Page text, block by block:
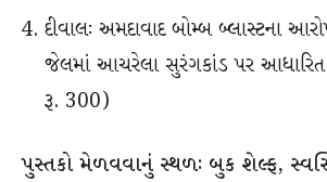
દીવાલઃ અમદાવાદ બોમ્બ બ્લાસ્ટના
જેલમાં આચરેલા સુરંગકાંડ પર આધારિત
રૂ. 300)
પુસ્તકો મેળવવાનું સ્થળઃ બુક શેલ્ફ,